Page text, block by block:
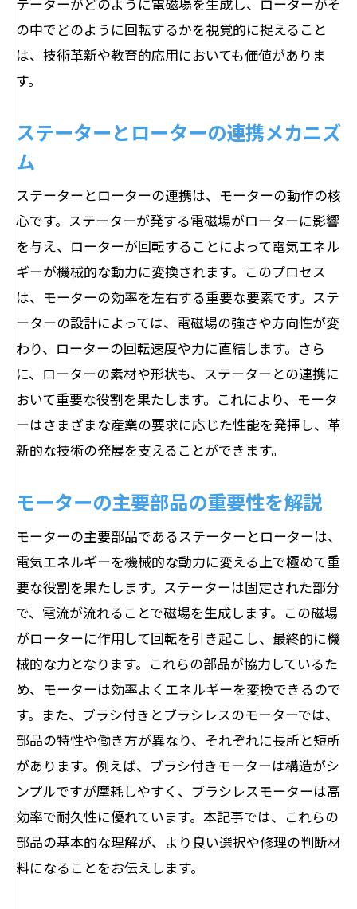
電力消費とモーター性能の関係
各種モーターの変換技術を比較
電気エネルギーが力に変わる仕組み
モーター利用で生活を快適に
家庭でのモーター活用術
モーター知識で節約できること
日常品に隠されたモーターの役割
モーターがもたらす生活の変化
エネルギー変換の鍵を握るモーターの動作を
探る
エネルギー効率を高めるモーター
持続可能なモーター技術の未来
モーター開発の最前線を解説
エネルギー変換に不可欠なモーター
次世代モーターの可能性
環境に優しいモーターの特長
の中でどのように回転するかを視覚的に捉えること
は、技術革新や教育的応用においても価値がありま
す。
ステーターとローターの連携メカニズ
ム
ステーターとローターの連携は、モーターの動作の核
心です。ステーターが発する電磁場がローターに影響
を与え、ローターが回転することによって電気エネル
ギーが機械的な動力に変換されます。このプロセス
は、モーターの効率を左右する重要な要素です。ステ
ーターの設計によっては、電磁場の強さや方向性が変
わり、ローターの回転速度や力に直結します。さら
に、ローターの素材や形状も、ステーターとの連携に
おいて重要な役割を果たします。これにより、モータ
ーはさまざまな産業の要求に応じた性能を発揮し、革
新的な技術の発展を支えることができます。
モーターの主要部品の重要性を解説
モーターの主要部品であるステーターとローターは、
電気エネルギーを機械的な動力に変える上で極めて重
要な役割を果たします。ステーターは固定された部分
で、電流が流れることで磁場を生成します。この磁場
がローターに作用して回転を引き起こし、最終的に機
械的な力となります。これらの部品が協力しているた
め、モーターは効率よくエネルギーを変換できるので
す。また、ブラシ付きとブラシレスのモーターでは、
部品の特性や働き方が異なり、それぞれに長所と短所
があります。例えば、ブラシ付きモーターは構造がシ
ンプルですが摩耗しやすく、ブラシレスモーターは高
効率で耐久性に優れています。本記事では、これらの
部品の基本的な理解が、より良い選択や修理の判断材
料になることをお伝えします。